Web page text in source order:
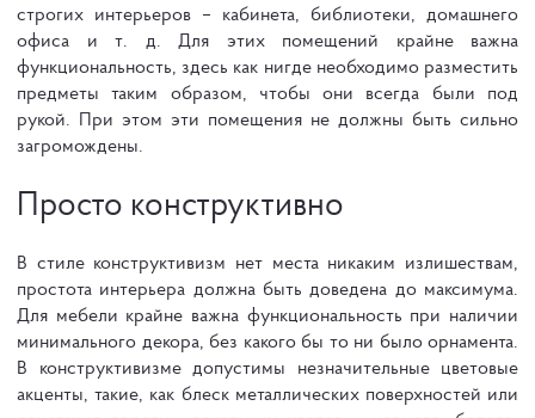
строгих интерьеров – кабинета, библиотеки, домашнего
офиса и т. д. Для этих помещений крайне важна
функциональность, здесь как нигде необходимо разместить
предметы таким образом, чтобы они всегда были под
рукой. При этом эти помещения не должны быть сильно
загромождены.
Просто конструктивно
В стиле конструктивизм нет места никаким излишествам,
простота интерьера должна быть доведена до максимума.
Для мебели крайне важна функциональность при наличии
минимального декора, без какого бы то ни было орнамента.
В конструктивизме допустимы незначительные цветовые
акценты, такие, как блеск металлических поверхностей или